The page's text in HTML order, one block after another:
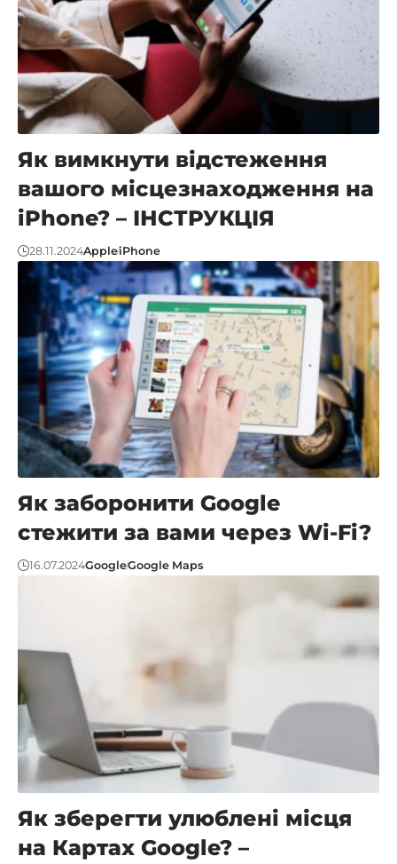
Як вимкнути відстеження
вашого місцезнаходження на
iPhone? – ІНСТРУКЦІЯ
28.11.2024AppleiPhone
Як заборонити Google
стежити за вами через Wi-Fi?
16.07.2024GoogleGoogle Maps
Як зберегти улюблені місця
на Картах Google? –